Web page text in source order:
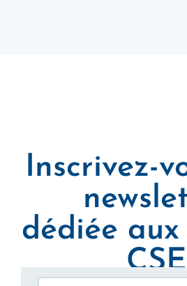
Inscrivez-
dédiée aux
CSE